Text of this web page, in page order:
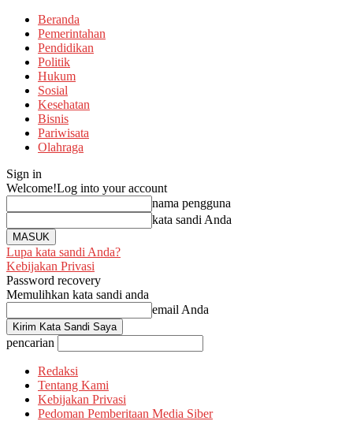
Beranda
Pemerintahan
Pendidikan
Politik
Hukum
Sosial
Kesehatan
Bisnis
Pariwisata
Olahraga
Sign in
Welcome!Log into your account
nama pengguna
kata sandi Anda
Lupa kata sandi Anda?
Kebijakan Privasi
Password recovery
Memulihkan kata sandi anda
email Anda
pencarian
Redaksi
Tentang Kami
Kebijakan Privasi
Pedoman Pemberitaan Media Siber